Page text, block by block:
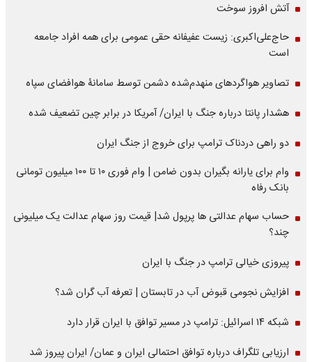
آتش افروز سوخت
حاج‌علی‌اکبری: زیست عفیفانه حقی عمومی برای همه افراد جامعه
است
تصاویر هواگردهای منهدم‌شده دشمن توسط سامانۀ هوافضای سپاه
هشدار پانتا درباره جنگ با ایران/ آمریکا در برابر چین تضعیف شده
دو راهی دردناک ترامپ برای خروج از جنگ ایران
وام برای یارانه بگیران بدون ضامن | وام فوری ۱۰ تا ۱۰۰ میلیون تومانی
بانک رفاه
حساب سهام عدالتی ها پرپول شد| قیمت روز سهام عدالت یک میلیونی
چند؟
پیروزی خیالی ترامپ در جنگ با ایران
افزایش نجومی قبوض آب در تابستان | تعرفه آب گران شد؟
شبکه ۱۴ اسرائیل: ترامپ در مسیر توافق با ایران قرار دارد
ارزیابی تلگراف درباره توافق احتمالی ایران و عمان/ ایران پیروز شد